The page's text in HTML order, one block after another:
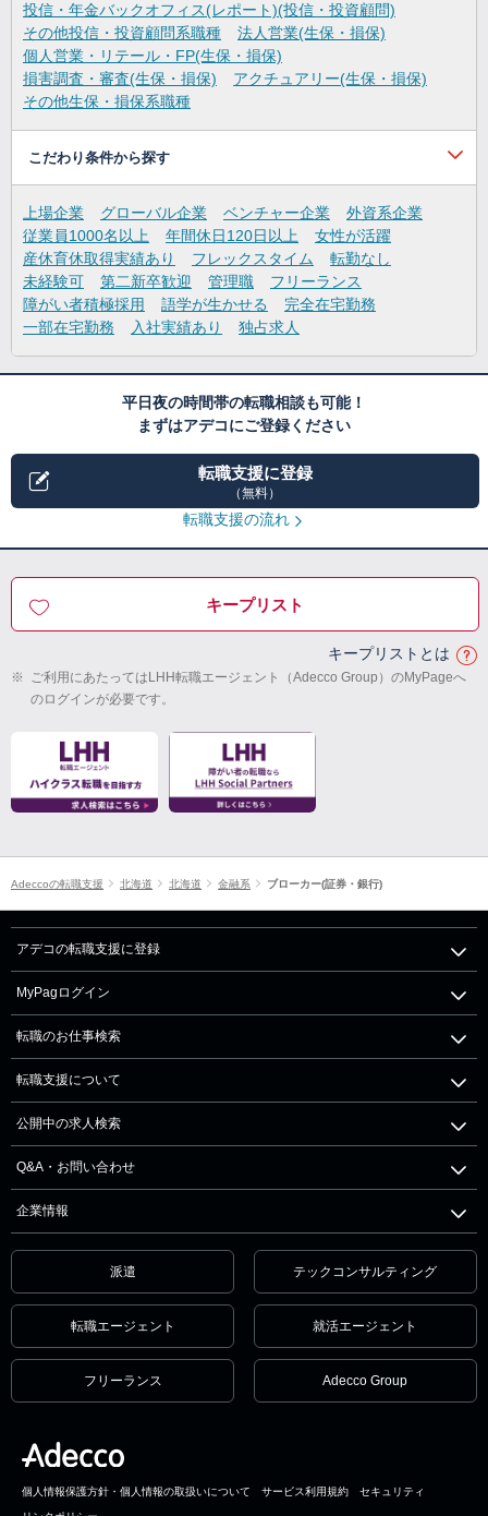
投信・年金バックオフィス(レポート)(投信・投資顧問)
その他投信・投資顧問系職種
法人営業(生保・損保)
個人営業・リテール・FP(生保・損保)
損害調査・審査(生保・損保)
アクチュアリー(生保・損保)
その他生保・損保系職種
こだわり条件から探す
上場企業 グローバル企業 ベンチャー企業
外資系企業
従業員1000名以上
年間休日120日以上
女性が活躍
産休育休取得実績あり
フレックスタイム
転勤なし
未経験可
第二新卒歓迎 管理職
フリーランス
障がい者積極採用
語学が生かせる
完全在宅勤務
一部在宅勤務
入社実績あり 独占求人
平日夜の時間帯の転職相談も可能！
まずはアデコにご登録ください
転職支援に登録
（無料）
転職支援の流れ
キープリスト
キープリストとは
※ ご利用にあたってはLHH転職エージェント（Adecco Group）のMyPageへ
のログインが必要です。
Adeccoの転職支援 北海道 北海道 金融系 ブローカー(証券・銀行)
アデコの転職支援に登録
MyPagログイン
転職のお仕事検索
転職支援について
公開中の求人検索
Q&A・お問い合わせ
企業情報
派遣 テックコンサルティング
転職エージェント 就活エージェント
フリーランス Adecco Group
個人情報保護方針・個人情報の取扱いについて サービス利用規約 セキュリティ